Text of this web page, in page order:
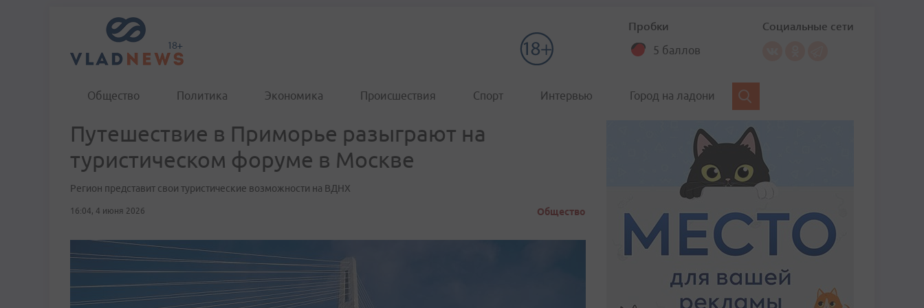
Пробки
5 баллов
Социальные сети
Общество Политика Экономика Происшествия Спорт Интервью Город на ладони
Путешествие в Приморье разыграют на
туристическом форуме в Москве
Регион представит свои туристические возможности на ВДНХ
16:04, 4 июня 2026 Общество